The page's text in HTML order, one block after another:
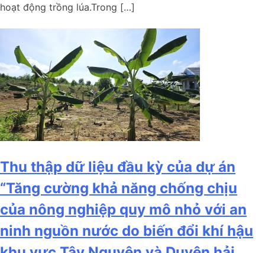
hoạt động trồng lúa.Trong […]
Thu thập dữ liệu đầu kỳ của dự án
“Tăng cường khả năng chống chịu
của nông nghiệp quy mô nhỏ với an
ninh nguồn nước do biến đổi khí hậu